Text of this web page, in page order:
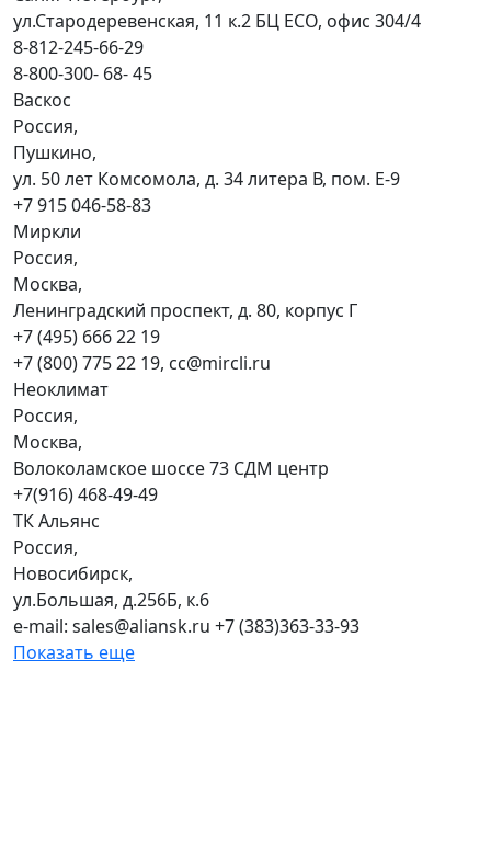
ул.Стародеревенская, 11 к.2 БЦ ECO, офис 304/4
8-812-245-66-29
8-800-300- 68- 45
Васкос
Россия,
Пушкино,
ул. 50 лет Комсомола, д. 34 литера В, пом. Е-9
+7 915 046-58-83
Миркли
Россия,
Москва,
Ленинградский проспект, д. 80, корпус Г
+7 (495) 666 22 19
+7 (800) 775 22 19, cc@mircli.ru
Неоклимат
Россия,
Москва,
Волоколамское шоссе 73 СДМ центр
+7(916) 468-49-49
ТК Альянс
Россия,
Новосибирск,
ул.Большая, д.256Б, к.6
e-mail: sales@aliansk.ru +7 (383)363-33-93
Показать еще